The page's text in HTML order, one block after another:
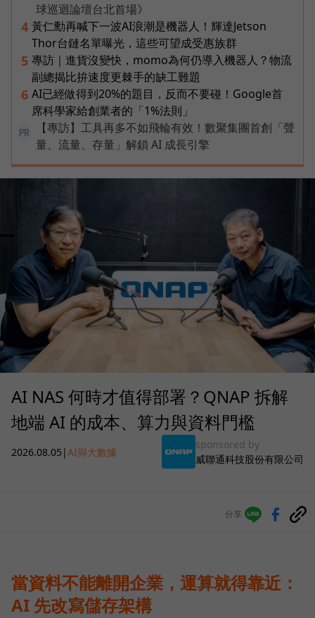
球巡迴論壇台北首場》
4 黃仁勳再喊下一波AI浪潮是機器人！輝達Jetson
Thor台鏈名單曝光，這些可望成受惠族群
5 專訪｜進貨沒變快，momo為何仍導入機器人？物流
副總揭比拚速度更棘手的缺工難題
6 AI已經做得到20%的題目，反而不要碰！Google首
席科學家給創業者的「1%法則」
PR
【專訪】工具再多不如飛輪有效！數聚集團首創「聲
量、流量、存量」解鎖 AI 成長引擎
AI NAS 何時才值得部署？QNAP 拆解
地端 AI 的成本、算力與資料門檻
2026.08.05 |AI與大數據
sponsored by
威聯通科技股份有限公司
分享
當資料不能離開企業，運算就得靠近：
AI 先改寫儲存架構